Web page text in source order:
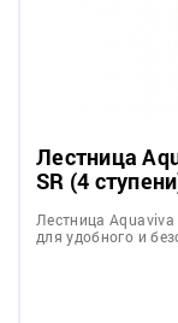
Лестница
SR (4
Лестница Aquaviva
для удобного и